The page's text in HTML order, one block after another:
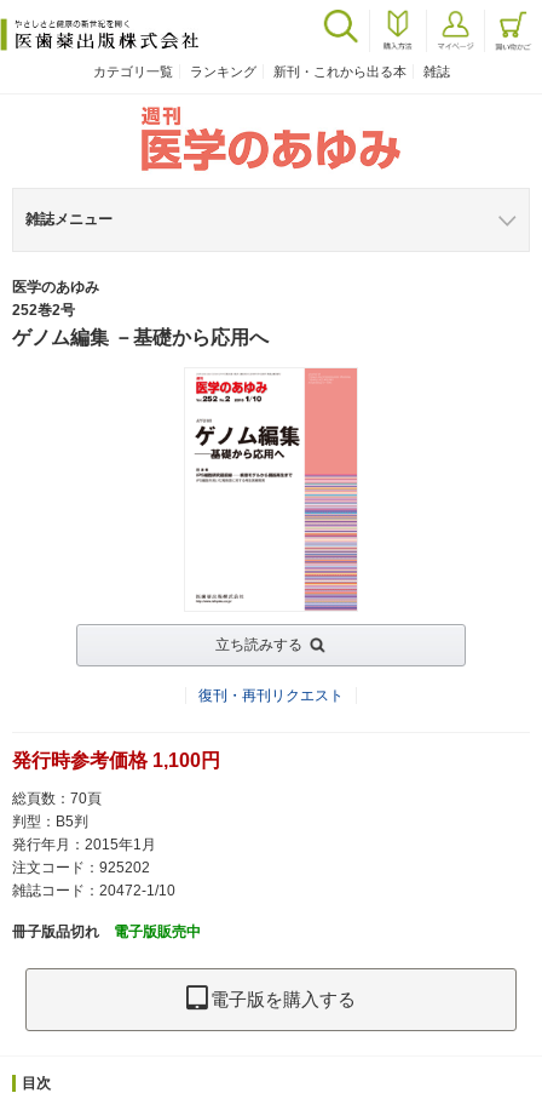
カテゴリ一覧 ランキング 新刊・これから出る本 雑誌
雑誌メニュー
医学のあゆみ
252巻2号
ゲノム編集 －基礎から応用へ
立ち読みする
復刊・再刊リクエスト
発行時参考価格 1,100円
総頁数：70頁
判型：B5判
発行年月：2015年1月
注文コード：925202
雑誌コード：20472-1/10
冊子版品切れ 電子版販売中
電子版を購入する
目次